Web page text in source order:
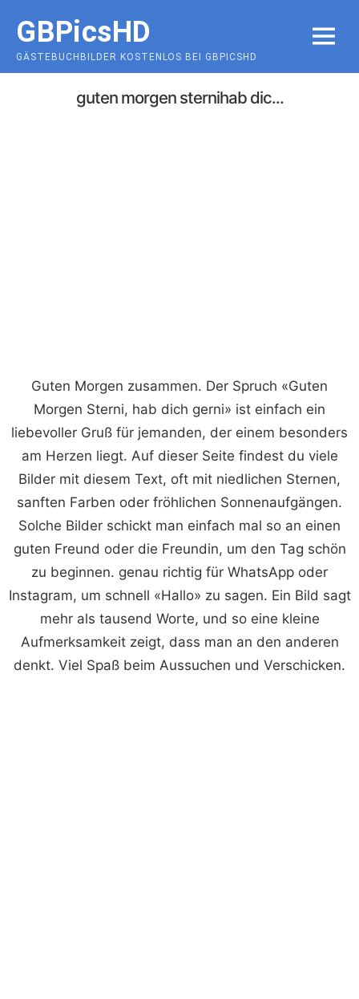
content
GBPicsHD
GÄSTEBUCHBILDER KOSTENLOS BEI GBPICSHD
MENU
guten morgen sternihab dic...
Guten Morgen zusammen. Der Spruch «Guten
Morgen Sterni, hab dich gerni» ist einfach ein
liebevoller Gruß für jemanden, der einem besonders
am Herzen liegt. Auf dieser Seite findest du viele
Bilder mit diesem Text, oft mit niedlichen Sternen,
sanften Farben oder fröhlichen Sonnenaufgängen.
Solche Bilder schickt man einfach mal so an einen
guten Freund oder die Freundin, um den Tag schön
zu beginnen. genau richtig für WhatsApp oder
Instagram, um schnell «Hallo» zu sagen. Ein Bild sagt
mehr als tausend Worte, und so eine kleine
Aufmerksamkeit zeigt, dass man an den anderen
denkt. Viel Spaß beim Aussuchen und Verschicken.